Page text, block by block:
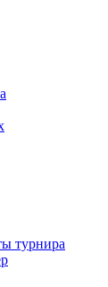
турнира